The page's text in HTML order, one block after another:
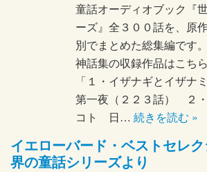
童話オーディオブック『
ーズ』全３００話を、原
別でまとめた総集編です
神話集の収録作品はこちら
「１・イザナギとイザ
第一夜（２２３話） ２
コト 日… 続きを読む »
イエローバード・ベストセ
界の童話シリーズより